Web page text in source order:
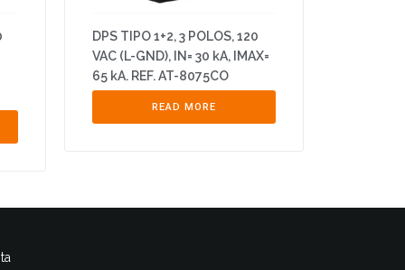
DPS TIPO 1+2, 3 POLOS, 120
VAC (L-GND), IN= 30 kA, IMAX=
65 kA. REF. AT-8075CO
READ MORE